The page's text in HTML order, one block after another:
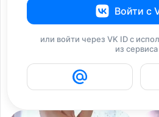
Частное фото - девушки
Войти с
или войти через VK ID с
из сервиса